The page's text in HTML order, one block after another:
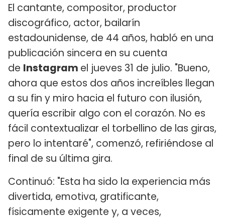
El cantante, compositor, productor
discográfico, actor, bailarín
estadounidense, de 44 años, habló en una
publicación sincera en su cuenta
de Instagram el jueves 31 de julio. "Bueno,
ahora que estos dos años increíbles llegan
a su fin y miro hacia el futuro con ilusión,
quería escribir algo con el corazón. No es
fácil contextualizar el torbellino de las giras,
pero lo intentaré", comenzó, refiriéndose al
final de su última gira.
Continuó: "Esta ha sido la experiencia más
divertida, emotiva, gratificante,
físicamente exigente y, a veces,